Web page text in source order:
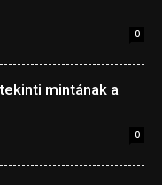
0
mintának a
0